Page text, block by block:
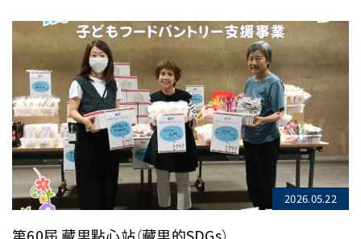
2026.05.22